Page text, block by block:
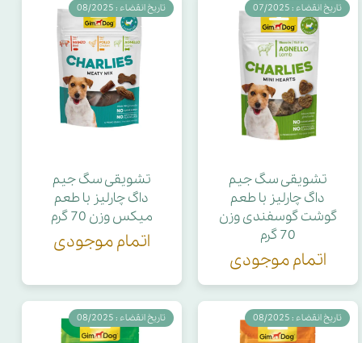
تشویقی سگ جیم
داگ چارلیز با طعم
گوشت گوسفندی وزن
70 گرم
اتمام موجودی
تاریخ انقضاء : 07/2025
تشویقی سگ جیم
داگ چارلیز با طعم
میکس وزن 70 گرم
اتمام موجودی
تاریخ انقضاء : 08/2025
تاریخ انقضاء : 08/2025 تاریخ انقضاء : 08/2025